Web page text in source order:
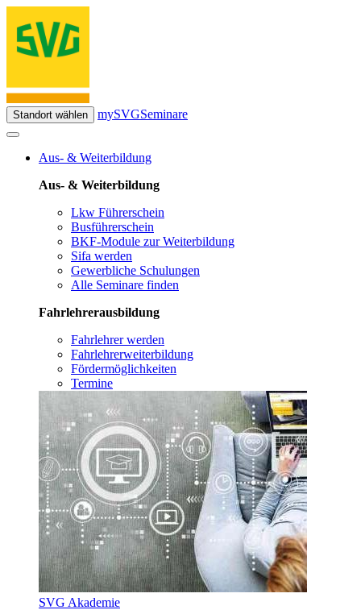
Standort wählen mySVGSeminare
Aus- & Weiterbildung
Aus- & Weiterbildung
Lkw Führerschein
Busführerschein
BKF-Module zur Weiterbildung
Sifa werden
Gewerbliche Schulungen
Alle Seminare finden
Fahrlehrerausbildung
Fahrlehrer werden
Fahrlehrerweiterbildung
Fördermöglichkeiten
Termine
SVG Akademie